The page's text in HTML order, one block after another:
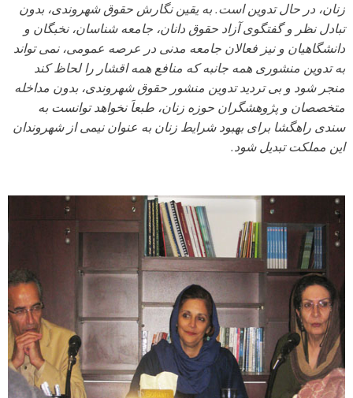
زنان، در حال تدوین است. به یقین نگارش حقوق شهروندی، بدون
تبادل نظر و گفتگوی آزاد حقوق دانان، جامعه شناسان، نخبگان و
دانشگاهیان و نیز فعالان جامعه مدنی در عرصه عمومی، نمی تواند
به تدوین منشوری همه جانبه که منافع همه اقشار را لحاظ کند
منجر شود و بی تردید تدوین منشور حقوق شهروندی، بدون مداخله
متخصصان و پژوهشگران حوزه زنان، طبعاَ نخواهد توانست به
سندی راهگشا برای بهبود شرایط زنان به عنوان نیمی از شهروندان
این مملکت تبدیل شود.